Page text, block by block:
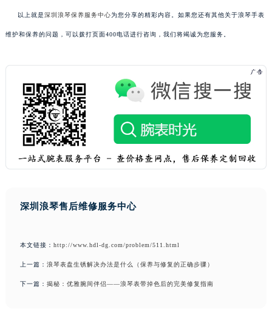
以上就是深圳浪琴保养服务中心为您分享的精彩内容。如果您还有其他关于浪琴手表
维护和保养的问题，可以拨打页面400电话进行咨询，我们将竭诚为您服务。
深圳浪琴售后维修服务中心
本文链接： http://www.hdl-dg.com/problem/511.html
上一篇： 浪琴表盘生锈解决办法是什么（保养与修复的正确步骤）
下一篇： 揭秘：优雅腕间伴侣——浪琴表带掉色后的完美修复指南